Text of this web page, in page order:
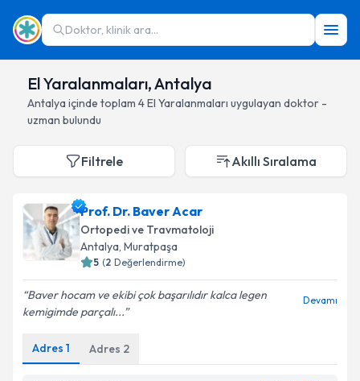
Doktor, klinik ara...
El Yaralanmaları, Antalya
Antalya içinde toplam 4El Yaralanmaları uygulayan doktor -
uzman bulundu
Filtrele Akıllı Sıralama
Prof. Dr. Baver Acar
Ortopedi ve Travmatoloji
Antalya, Muratpaşa
5 (2 Değerlendirme)
Baver hocam ve ekibi çok başarılıdır kalca legen
kemigimde parçalı...
Devamı
Adres 1 Adres 2